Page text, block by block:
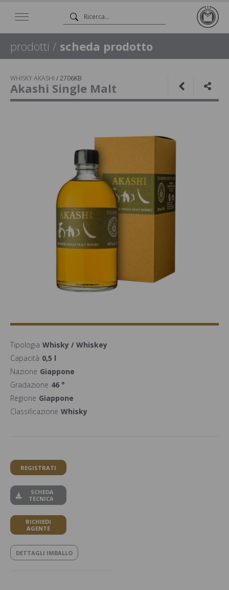
prodotti / scheda prodotto
WHISKY AKASHI /2706KB
Akashi Single Malt
Tipologia Whisky / Whiskey
Capacità 0,5 l
Nazione Giappone
Gradazione 46 °
Regione Giappone
Classificazione Whisky
REGISTRATI
SCHEDA
TECNICA
RICHIEDI
AGENTE
DETTAGLI IMBALLO